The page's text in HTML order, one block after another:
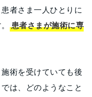
者さま一人ひとりに
患者さまが施術に専
術を受けていても後
は、どのようなこと